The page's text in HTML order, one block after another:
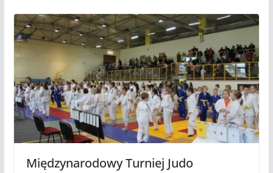
Międzynarodowy Turniej Judo